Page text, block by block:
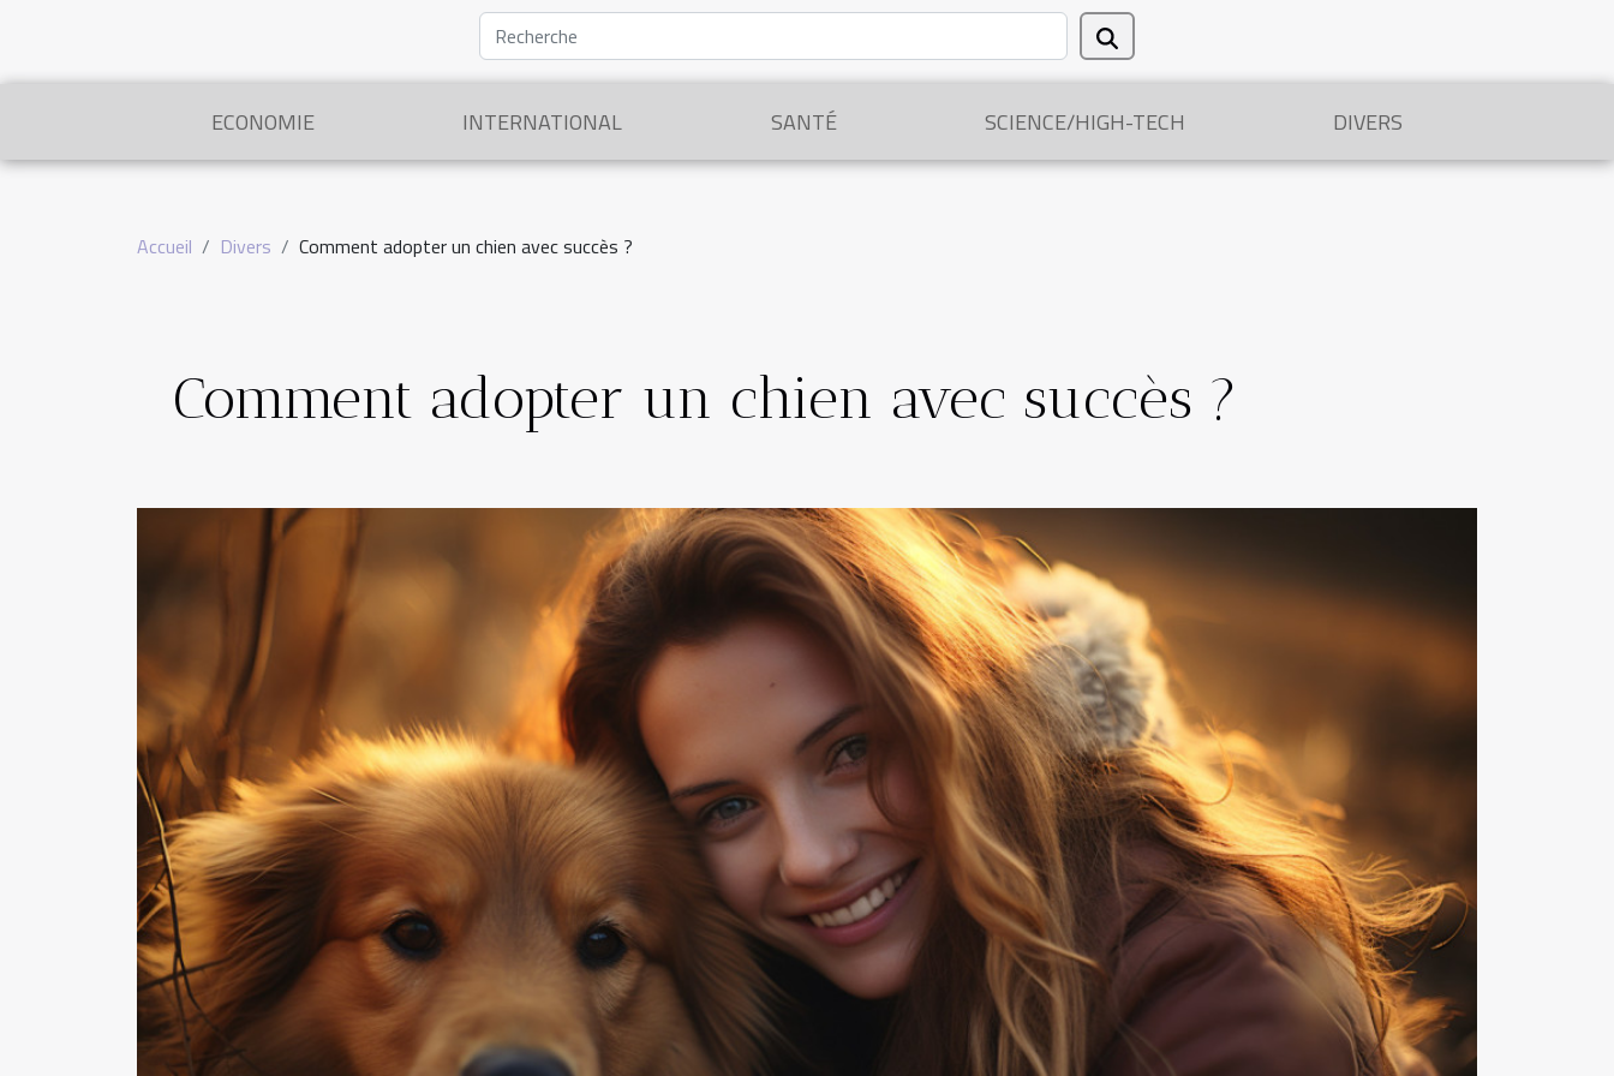
ECONOMIE INTERNATIONAL SANTÉ SCIENCE/HIGH-TECH DIVERS
Accueil Divers Comment adopter un chien avec succès ?
Comment adopter un chien avec succès ?